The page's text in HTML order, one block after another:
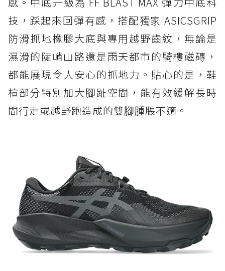
技，踩起來回彈有感，搭配獨家 ASICSGRIP
防滑抓地橡膠大底與專用越野齒紋，無論是
濕滑的陡峭山路還是雨天都市的騎樓磁磚，
都能展現令人安心的抓地力。貼心的是，鞋
楦部分特別加大腳趾空間，能有效緩解長時
間行走或越野跑造成的雙腳腫脹不適。